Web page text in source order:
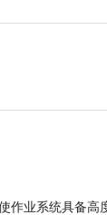
业系统具备高